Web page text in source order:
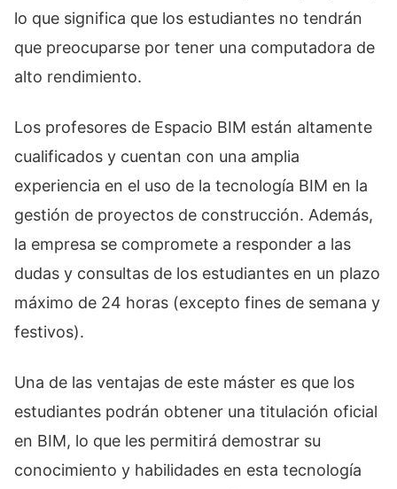
lo que significa que los estudiantes no tendrán
que preocuparse por tener una computadora de
alto rendimiento.
Los profesores de Espacio BIM están altamente
cualificados y cuentan con una amplia
experiencia en el uso de la tecnología BIM en la
gestión de proyectos de construcción. Además,
la empresa se compromete a responder a las
dudas y consultas de los estudiantes en un plazo
máximo de 24 horas (excepto fines de semana y
festivos).
Una de las ventajas de este máster es que los
estudiantes podrán obtener una titulación oficial
en BIM, lo que les permitirá demostrar su
conocimiento y habilidades en esta tecnología